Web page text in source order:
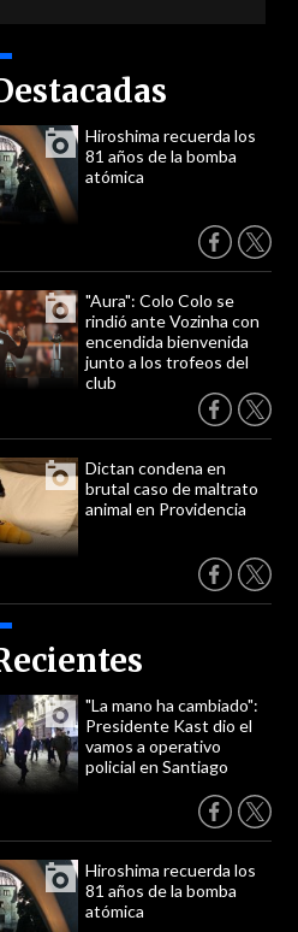
Hiroshima recuerda los
81 años de la bomba
atómica
"Aura": Colo Colo se
rindió ante Vozinha con
encendida bienvenida
junto a los trofeos del
club
Dictan condena en
brutal caso de maltrato
animal en Providencia
"La mano ha cambiado":
Presidente Kast dio el
vamos a operativo
policial en Santiago
Hiroshima recuerda los
81 años de la bomba
atómica